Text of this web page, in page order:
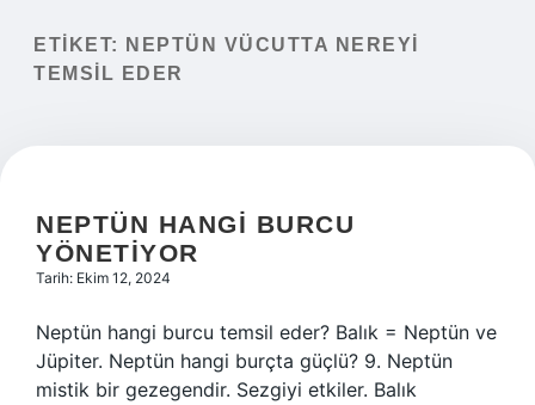
Yasal Uyarı
ETIKET:
NEPTÜN VÜCUTTA NEREYI
TEMSIL EDER
NEPTÜN HANGI BURCU
YÖNETIYOR
Tarih: Ekim 12, 2024
Neptün hangi burcu temsil eder? Balık = Neptün ve
Jüpiter. Neptün hangi burçta güçlü? 9. Neptün
mistik bir gezegendir. Sezgiyi etkiler. Balık